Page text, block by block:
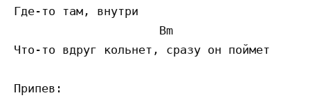
Где-то там, внутри
Bm
Что-то вдруг кольнет, сразу он поймет
Припев: